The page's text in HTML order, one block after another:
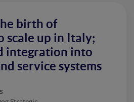
birth of
scale up in Italy;
integration into
service systems